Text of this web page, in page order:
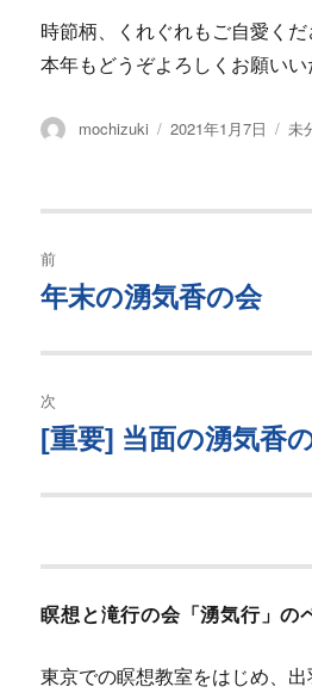
時節柄、くれぐれもご自愛くだ
本年もどうぞよろしくお願いい
投
mochizuki
投
2021年1月7日
カ
未
稿
ビ
ゲ
ー
前
過
の
投
稿:
年末の湧気香の会
次
次
投
[重要] 当面の湧気香
瞑想と滝行の会「湧気行」の
東京での瞑想教室をはじめ、出